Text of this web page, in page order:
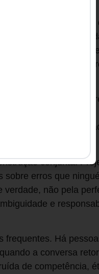
que mais abriram
as mais
ao longo do
em que a confiança
ser lembrado e ser
gira em torno da
inclusive a
conjunta.
sobre erros que
verdade, não pela
e
frequentes. Há
a conversa
de competência,